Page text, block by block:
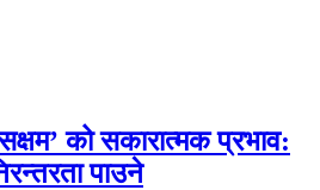
को सकारात्मक प्रभाव:
पाउने